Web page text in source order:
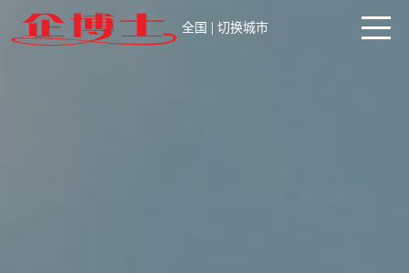
全国 | 切换城市